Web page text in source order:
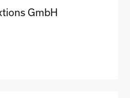
GmbH